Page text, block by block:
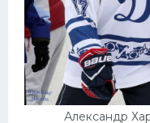
Александр